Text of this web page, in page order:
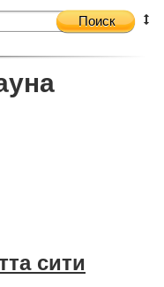
Поиск
сити